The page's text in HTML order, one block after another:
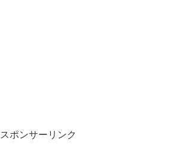
スポンサーリンク